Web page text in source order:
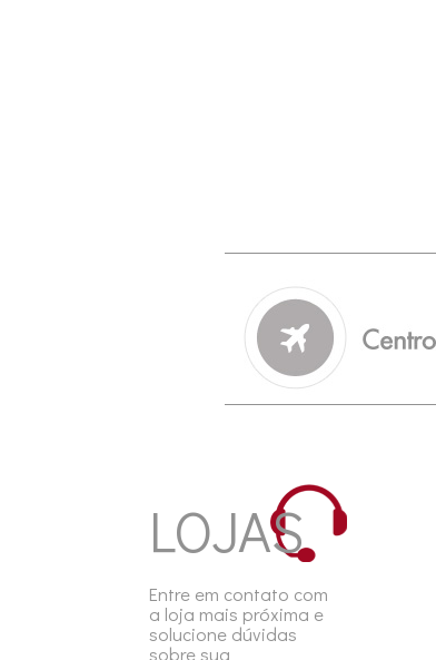
LOJAS
Entre em contato com
a loja mais próxima e
solucione dúvidas
sobre sua